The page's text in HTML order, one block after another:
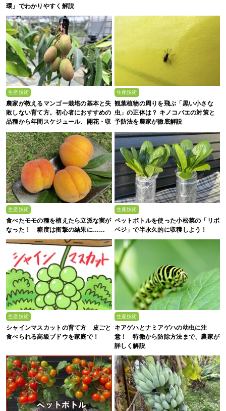
環」でわかりやすく解説
生産技術
農家が教えるマンゴー栽培の基本と失
敗しない育て方。初心者におすすめの
品種から年間スケジュール、開花・収
穫のコツまで徹底解説
生産技術
観葉植物の周りを飛ぶ「黒い小さな
虫」の正体は？ キノコバエの対策と
予防法を農家が徹底解説
生産技術
食べたモモの種を植えたら立派な実が
なった！ 糖度は衝撃の結果に……
生産技術
ペットボトルを使った小松菜の「リボ
ベジ」で半永久的に収穫しよう！
生産技術
シャインマスカットの育て方 皮ごと
食べられる高級ブドウを家庭で！
生産技術
キアゲハとナミアゲハの幼虫に注
意！ 特徴から防除方法まで、農家が
詳しく解説